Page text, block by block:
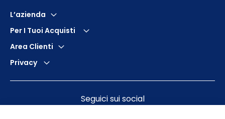
L’azienda
Per I Tuoi Acquisti
Area Clienti
Privacy
Seguici sui social